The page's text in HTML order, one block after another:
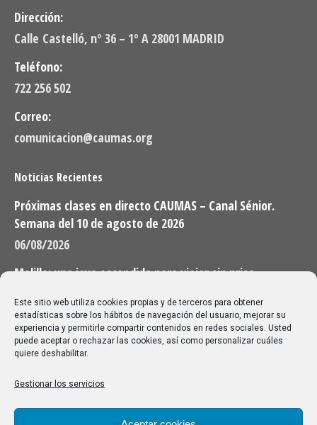
Este sitio web utiliza cookies propias y de terceros para obtener
estadísticas sobre los hábitos de navegación del usuario, mejorar su
experiencia y permitirle compartir contenidos en redes sociales. Usted
puede aceptar o rechazar las cookies, así como personalizar cuáles
quiere deshabilitar.
Gestionar los servicios
Dirección:
Calle Castelló, nº 36 – 1º A 28001 MADRID
Teléfono:
722 256 502
Correo:
comunicacion@caumas.org
Noticias Recientes
Próximas clases en directo CAUMAS – Canal Sénior.
Semana del 10 de agosto de 2026
06/08/2026
Melilla: una joya escondida para viajar sin prisa
28/07/2026
Buscar
Buscar:
Aviso Legal|Política de privacidad|Política de cookies